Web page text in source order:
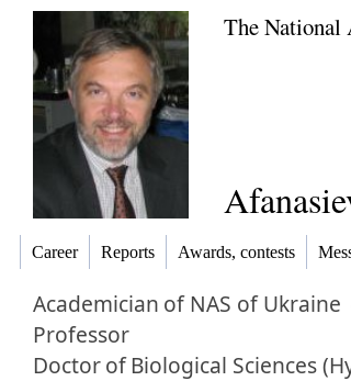
The National
Career Reports Awards, contests
Academician of NAS of Ukraine
Professor
DoctorofBiological Sciences